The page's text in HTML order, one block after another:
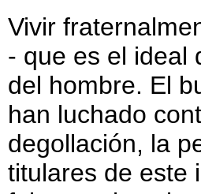
Vivir
- que es el ideal
del hombre. El
han luchado
degollación, la
titulares de este